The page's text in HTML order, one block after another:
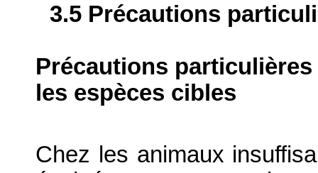
3.5 Précautions
Précautions
les espèces cibles
Chez les animaux